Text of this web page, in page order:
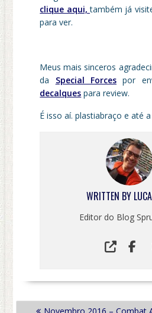
clique aqui,também já
para ver.
Meus mais sinceros
da Special Forces por
decalques para review.
É isso aí. plastiabraço e até
WRITTEN BY
Editor do Blog
NAVEGAÇÃO